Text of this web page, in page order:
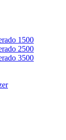
1500
2500
3500